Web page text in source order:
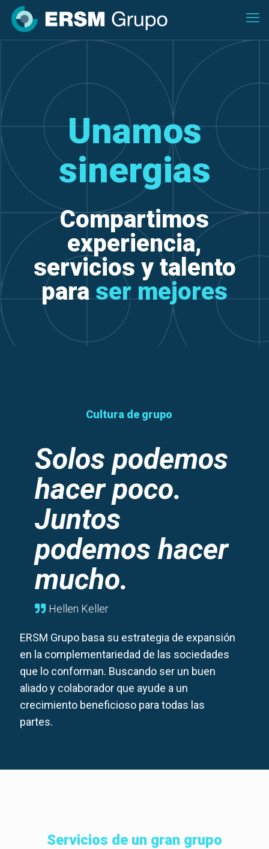
Unamos
sinergias
Compartimos
experiencia,
servicios y talento
paraser mejores
Cultura de grupo
Solos podemos
hacer poco.
Juntos
podemos hacer
mucho.
Hellen Keller
ERSM Grupo basa su estrategia de expansión
en la complementariedad de las sociedades
que lo conforman. Buscando ser un buen
aliado y colaborador que ayude a un
crecimiento beneficioso para todas las
partes.
Servicios de un gran grupo